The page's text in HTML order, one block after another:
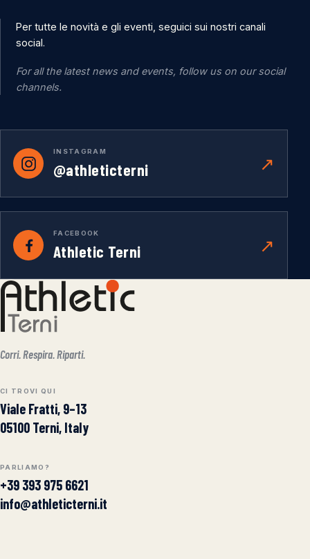
Per tutte le novità e gli eventi, seguici sui nostri canali
social.
For all the latest news and events, follow us on our social
channels.
INSTAGRAM
@athleticterni ↗
FACEBOOK
Athletic Terni ↗
Corri. Respira. Riparti.
CI TROVI QUI
Viale Fratti, 9–13
05100 Terni, Italy
PARLIAMO?
+39 393 975 6621
info@athleticterni.it